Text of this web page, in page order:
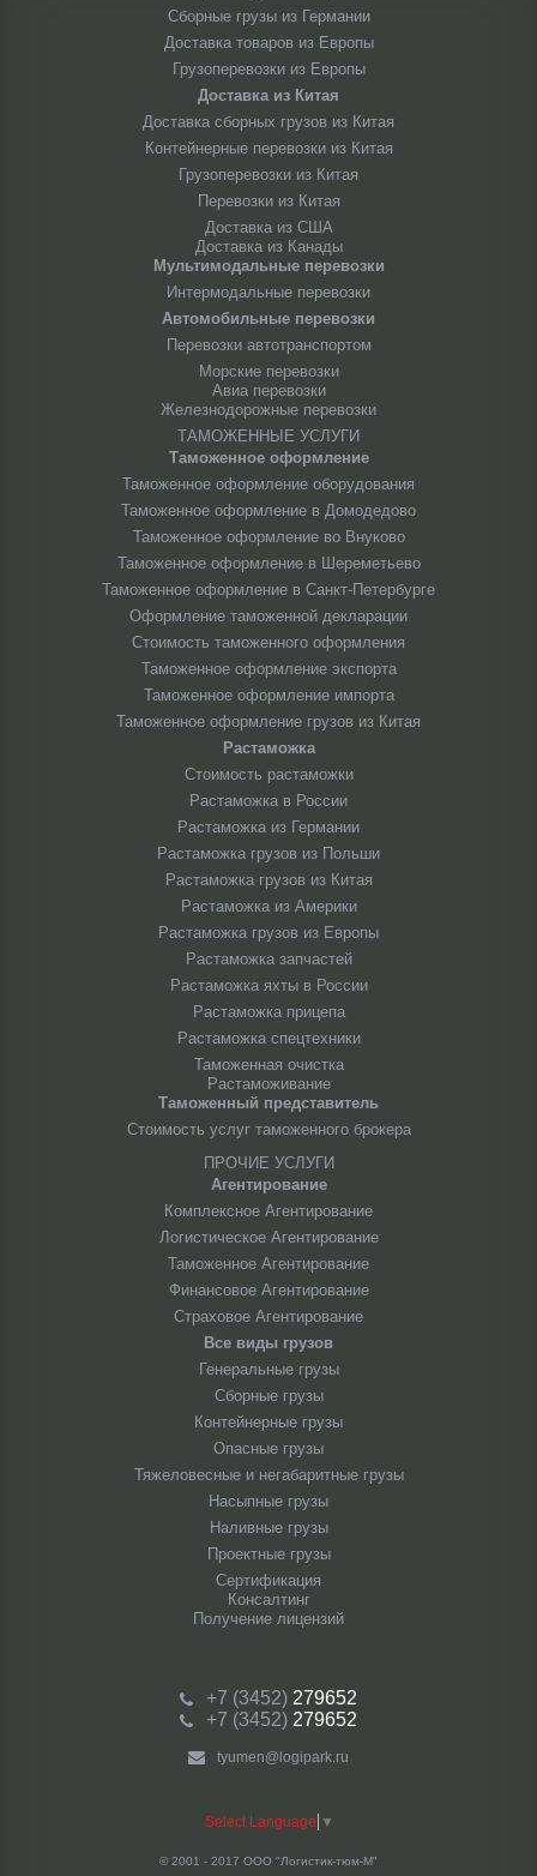
Сборные грузы из Германии
Доставка товаров из Европы
Грузоперевозки из Европы
Доставка из Китая
Доставка сборных грузов из Китая
Контейнерные перевозки из Китая
Грузоперевозки из Китая
Перевозки из Китая
Доставка из США
Доставка из Канады
Мультимодальные перевозки
Интермодальные перевозки
Автомобильные перевозки
Перевозки автотранспортом
Морские перевозки
Авиа перевозки
Железнодорожные перевозки
ТАМОЖЕННЫЕ УСЛУГИ
Таможенное оформление
Таможенное оформление оборудования
Таможенное оформление в Домодедово
Таможенное оформление во Внуково
Таможенное оформление в Шереметьево
Таможенное оформление в Санкт-Петербурге
Оформление таможенной декларации
Стоимость таможенного оформления
Таможенное оформление экспорта
Таможенное оформление импорта
Таможенное оформление грузов из Китая
Растаможка
Стоимость растаможки
Растаможка в России
Растаможка из Германии
Растаможка грузов из Польши
Растаможка грузов из Китая
Растаможка из Америки
Растаможка грузов из Европы
Растаможка запчастей
Растаможка яхты в России
Растаможка прицепа
Растаможка спецтехники
Таможенная очистка
Растаможивание
Таможенный представитель
Стоимость услуг таможенного брокера
ПРОЧИЕ УСЛУГИ
Агентирование
Комплексное Агентирование
Логистическое Агентирование
Таможенное Агентирование
Финансовое Агентирование
Страховое Агентирование
Все виды грузов
Генеральные грузы
Сборные грузы
Контейнерные грузы
Опасные грузы
Тяжеловесные и негабаритные грузы
Насыпные грузы
Наливные грузы
Проектные грузы
Сертификация
Консалтинг
Получение лицензий
+7 (3452)279652
+7 (3452)279652
tyumen@logipark.ru
Select Language ▼
© 2001 - 2017 ООО "Логистик-тюм-М"